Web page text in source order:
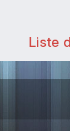
Liste